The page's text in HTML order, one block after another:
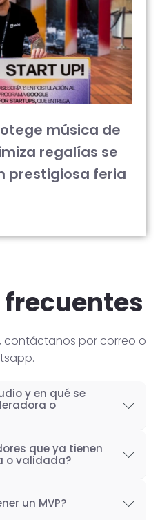
música de
regalías se
prestigiosa feria
contáctanos por correo o
y en qué se
o
organización capaz
manera iterativa,
se les conoce
que ya tienen
o validada?
un proceso iterativo
un MVP?